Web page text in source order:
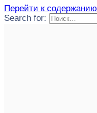
Перейти к содержанию
Search for: